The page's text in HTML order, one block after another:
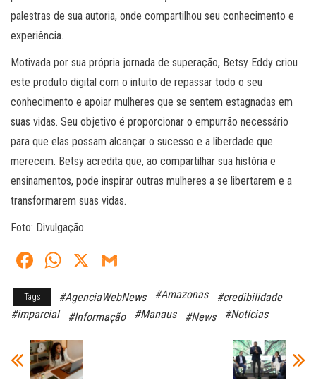
palestras de sua autoria, onde compartilhou seu conhecimento e
experiência.
Motivada por sua própria jornada de superação, Betsy Eddy criou
este produto digital com o intuito de repassar todo o seu
conhecimento e apoiar mulheres que se sentem estagnadas em
suas vidas. Seu objetivo é proporcionar o empurrão necessário
para que elas possam alcançar o sucesso e a liberdade que
merecem. Betsy acredita que, ao compartilhar sua história e
ensinamentos, pode inspirar outras mulheres a se libertarem e a
transformarem suas vidas.
Foto: Divulgação
Fa
ce
bo
W
ts
A
pp
X
ail
Tags #AgenciaWebNews #Amazonas
#credibilidade
#imparcial
#Informação #Manaus #News #Notícias